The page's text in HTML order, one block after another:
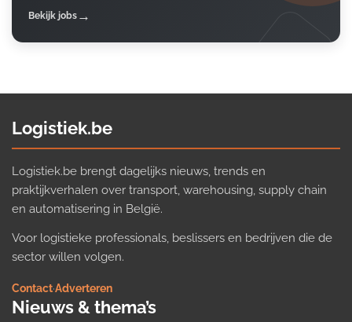
Bekijk jobs
Logistiek.be
Logistiek.be brengt dagelijks nieuws, trends en
praktijkverhalen over transport, warehousing, supply chain
en automatisering in België.
Voor logistieke professionals, beslissers en bedrijven die de
sector willen volgen.
Contact·Adverteren
Nieuws & thema’s